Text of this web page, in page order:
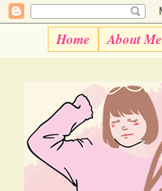
Home About Me